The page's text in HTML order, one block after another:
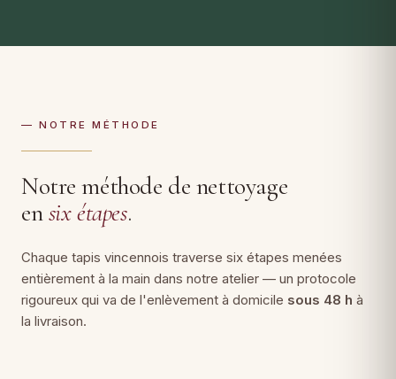
— NOTRE MÉTHODE
Notre méthode de nettoyage
ensix étapes.
Chaque tapis vincennois traverse six étapes menées
entièrement à la main dans notre atelier — un protocole
rigoureux qui va de l'enlèvement à domicile sous 48 h à
la livraison.